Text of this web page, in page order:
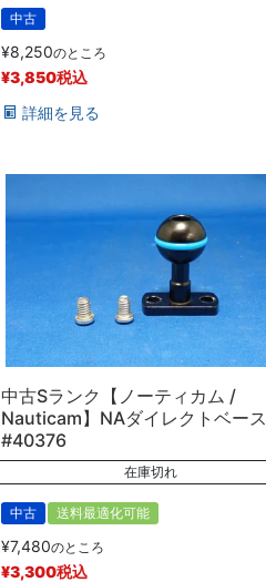
中古
¥8,250のところ
¥3,850税込
詳細を見る
中古Sランク【ノーティカム /
Nauticam】NAダイレクトベー
#40376
在庫切れ
中古 送料最適化可能
¥7,480のところ
¥3,300税込